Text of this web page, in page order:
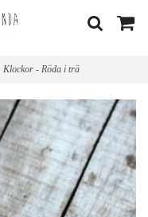
Klockor - Röda i trä